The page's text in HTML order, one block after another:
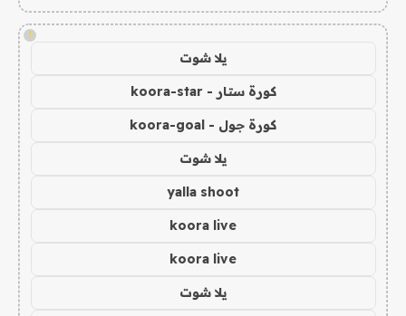
!
يلا شوت
كورة ستار - koora-star
كورة جول - koora-goal
يلا شوت
yalla shoot
koora live
koora live
يلا شوت